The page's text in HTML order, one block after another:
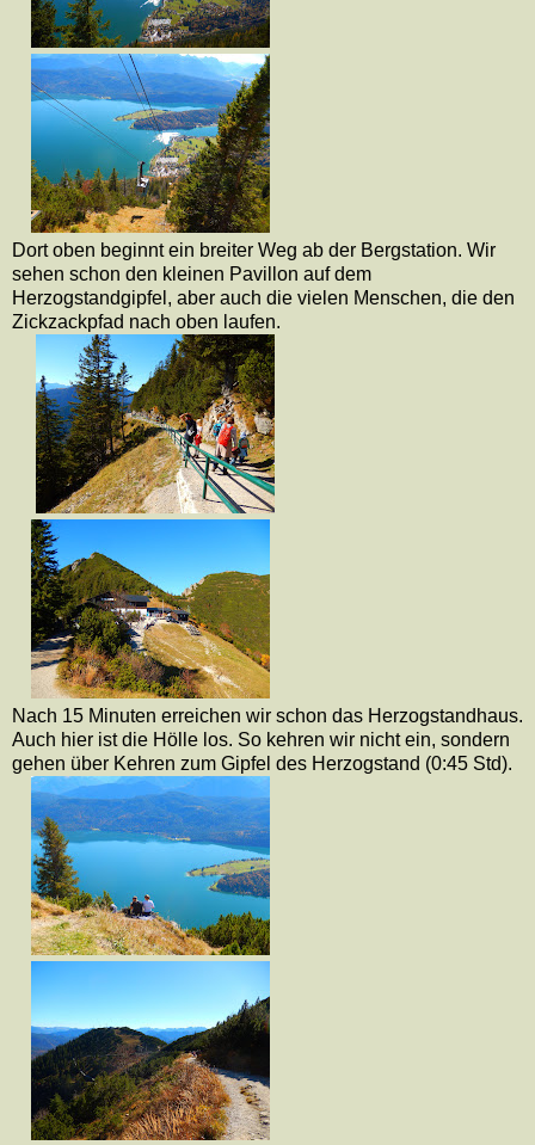
Dort oben beginnt ein breiter Weg ab der Bergstation. Wir
sehen schon den kleinen Pavillon auf dem
Herzogstandgipfel, aber auch die vielen Menschen, die den
Zickzackpfad nach oben laufen.
Nach 15 Minuten erreichen wir schon das Herzogstandhaus.
Auch hier ist die Hölle los. So kehren wir nicht ein, sondern
gehen über Kehren zum Gipfel des Herzogstand (0:45 Std).